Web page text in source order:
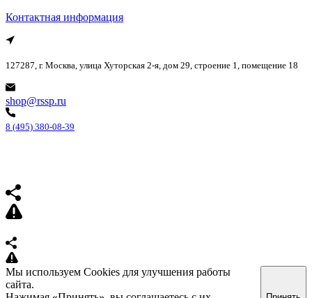
Контактная информация
127287, г. Москва, улица Хуторская 2-я, дом 29, строение 1, помещение 18
shop@rssp.ru
8 (495) 380-08-39
Мы используем Cookies для улучшения работы
сайта.